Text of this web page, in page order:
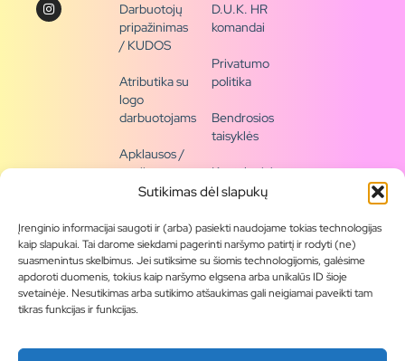
Sutikimas dėl slapukų
Įrenginio informacijai saugoti ir (arba) pasiekti naudojame tokias technologijas
kaip slapukai. Tai darome siekdami pagerinti naršymo patirtį ir rodyti (ne)
suasmenintus skelbimus. Jei sutiksime su šiomis technologijomis, galėsime
apdoroti duomenis, tokius kaip naršymo elgsena arba unikalūs ID šioje
svetainėje. Nesutikimas arba sutikimo atšaukimas gali neigiamai paveikti tam
tikras funkcijas ir funkcijas.
Darbuotojų
pripažinimas
/ KUDOS
Atributika su
logo
darbuotojams
Apklausos /
naujienų
siena
Tapkite
partneriu
Visas
produktų
asortimentas
Produktų
D.U.K. HR
komandai
Privatumo
politika
Bendrosios
taisyklės
Kontaktai /
rekvizitai